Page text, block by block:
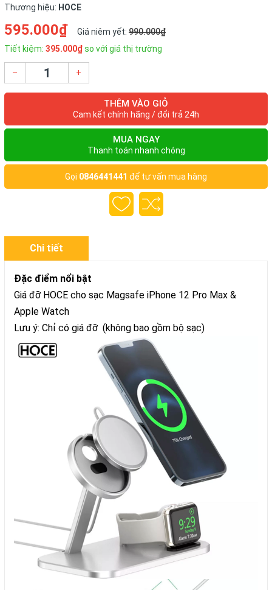
Thương hiệu: HOCE
595.000₫ Giá niêm yết: 990.000₫
Tiết kiệm: 395.000₫so với giá thị trường
– +
THÊM VÀO GIỎ
Cam kết chính hãng / đổi trả 24h
MUA NGAY
Thanh toán nhanh chóng
Gọi 0846441441 để tư vấn mua hàng
Chi tiết
Đặc điểm nổi bật
Giá đỡ HOCE cho sạc Magsafe iPhone 12 Pro Max &
Apple Watch
Lưu ý: Chỉ có giá đỡ (không bao gồm bộ sạc)